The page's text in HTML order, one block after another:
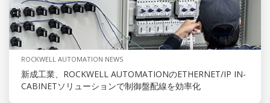
ROCKWELL AUTOMATION NEWS
新成工業、ROCKWELL AUTOMATIONのETHERNET/IP IN-
CABINETソリューションで制御盤配線を効率化